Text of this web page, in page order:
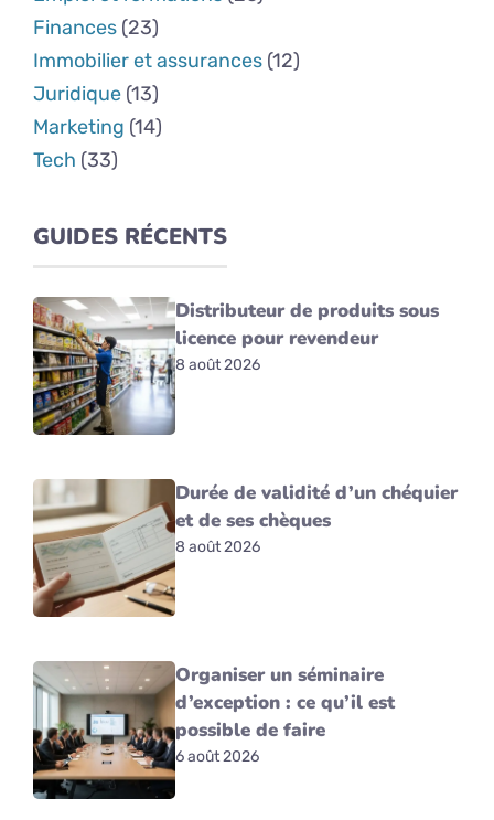
Finances (23)
Immobilier et assurances (12)
Juridique (13)
Marketing (14)
Tech (33)
GUIDES RÉCENTS
Distributeur de produits sous
licence pour revendeur
8 août 2026
Durée de validité d’un chéquier
et de ses chèques
8 août 2026
Organiser un séminaire
d’exception : ce qu’il est
possible de faire
6 août 2026